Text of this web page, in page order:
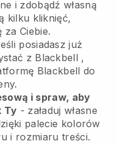
i zdobądź własną
kilku kliknięć,
Ciebie.
posiadasz już
z Blackbell ,
Blackbell do
i spraw, aby
Ty - załaduj własne
palecie kolorów
i rozmiaru treści.